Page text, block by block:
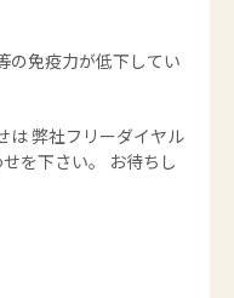
の免疫力が低下してい
は 弊社フリーダイヤル
を下さい。 お待ちし